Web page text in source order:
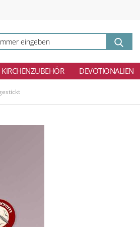
KIRCHENZUBEHÖR DEVOTIONALIEN